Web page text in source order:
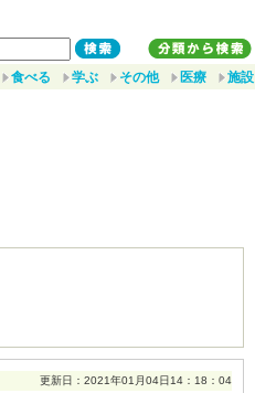
食べる 学ぶ その他 医療 施設
更新日：2021年01月04日14：18：04